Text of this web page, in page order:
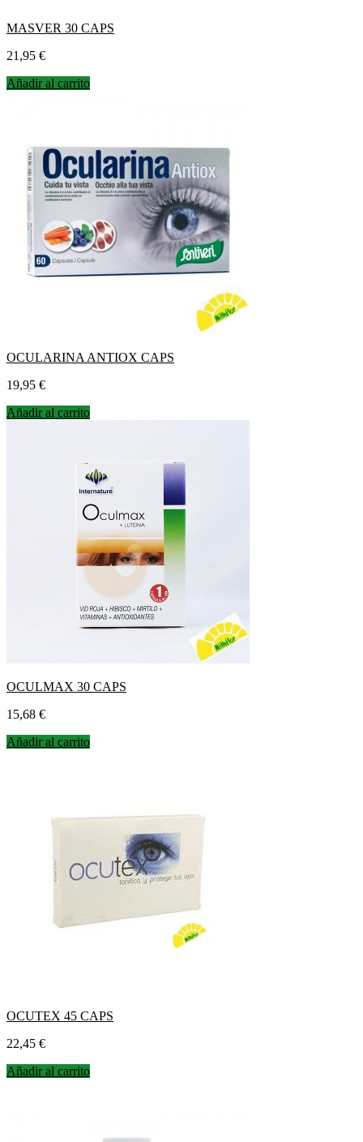
MASVER 30 CAPS
Precio
21,95 €
Añadir al carrito
OCULARINA ANTIOX CAPS
Precio
19,95 €
Añadir al carrito
OCULMAX 30 CAPS
Precio
15,68 €
Añadir al carrito
OCUTEX 45 CAPS
Precio
22,45 €
Añadir al carrito